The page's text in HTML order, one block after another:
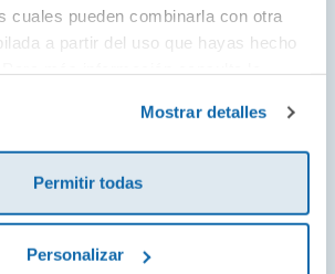
cuales pueden combinarla con otra
a partir del uso que hayas hecho
Mostrar detalles
Permitir todas
Personalizar
que guían a los más
de la casa a través del
juego simbólico, la asociación,
la memoria y la lógica. El
de juegos.
¡Ver todo!